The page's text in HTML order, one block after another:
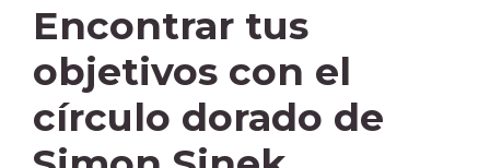
Encontrar tus
objetivos con el
círculo dorado de